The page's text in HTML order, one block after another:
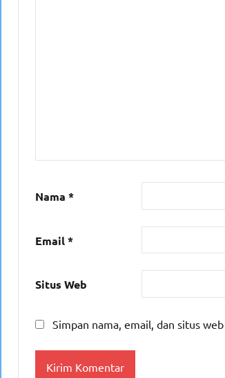
Nama *
Email*
Situs Web
Simpan nama, email, dan situs